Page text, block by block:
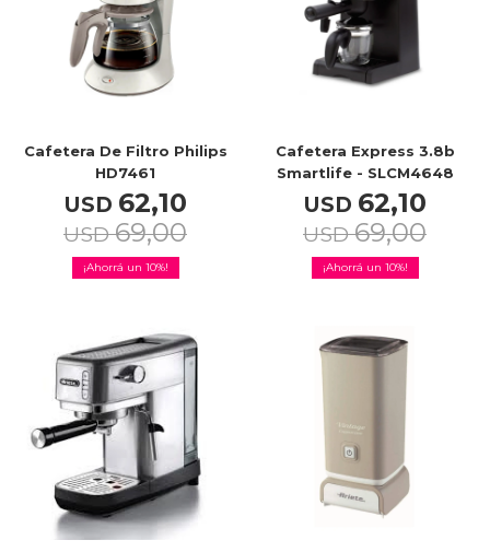
Cafetera De Filtro Philips
HD7461
USD 62,10
USD 69,00
10
Cafetera Express 3.8b
Smartlife - SLCM4648
USD 62,10
USD 69,00
10